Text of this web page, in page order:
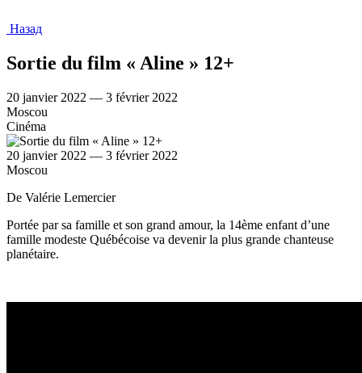
Назад
Sortie du film « Aline » 12+
20 janvier 2022 — 3 février 2022
Moscou
Cinéma
20 janvier 2022 — 3 février 2022
Moscou
De Valérie Lemercier
Portée par sa famille et son grand amour, la 14ème enfant d’une
famille modeste Québécoise va devenir la plus grande chanteuse
planétaire.